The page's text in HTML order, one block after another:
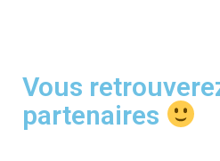
Vous
partenaires